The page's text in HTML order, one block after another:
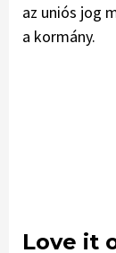
az uniós jog
a kormány.
Love it